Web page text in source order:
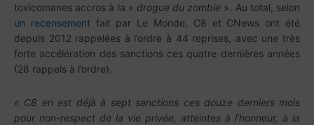
toxicomanes accros à la « drogue du zombie ». Au total, selon
un recensement fait par Le Monde, C8 et CNews ont été
depuis 2012 rappelées à l’ordre à 44 reprises, avec une très
forte accélération des sanctions ces quatre dernières années
(28 rappels à l’ordre).
« C8 en est déjà à sept sanctions ces douze derniers mois
pour non-respect de la vie privée, atteintes à l’honneur, à la